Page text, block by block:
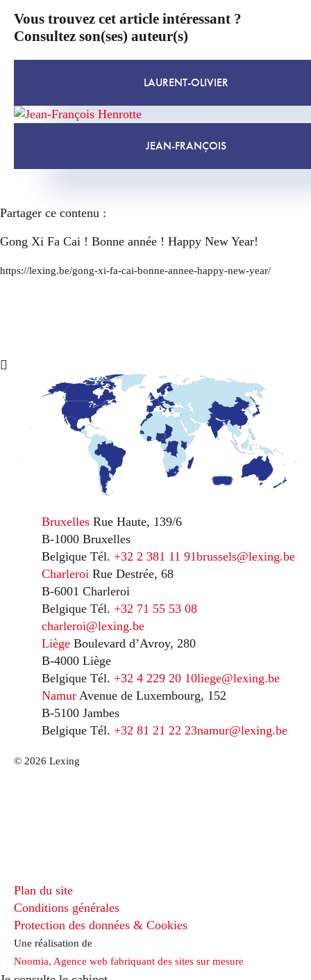
Vous trouvez cet article intéressant ?
Consultez son(ses) auteur(s)
LAURENT-OLIVIER
JEAN-FRANÇOIS
Partager ce contenu :
Gong Xi Fa Cai ! Bonne année ! Happy New Year!
https://lexing.be/gong-xi-fa-cai-bonne-annee-happy-new-year/
Bruxelles Rue Haute, 139/6
B-1000 Bruxelles
Belgique Tél. +32 2 381 11 91brussels@lexing.be
Charleroi Rue Destrée, 68
B-6001 Charleroi
Belgique Tél. +32 71 55 53 08
charleroi@lexing.be
Liège Boulevard d’Avroy, 280
B-4000 Liège
Belgique Tél. +32 4 229 20 10liege@lexing.be
Namur Avenue de Luxembourg, 152
B-5100 Jambes
Belgique Tél. +32 81 21 22 23namur@lexing.be
© 2026 Lexing
Plan du site
Conditions générales
Protection des données & Cookies
Une réalisation de
Noomia, Agence web fabriquant des sites sur mesure